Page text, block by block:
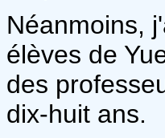
Néanmoins,
élèves de
des
dix-huit ans.